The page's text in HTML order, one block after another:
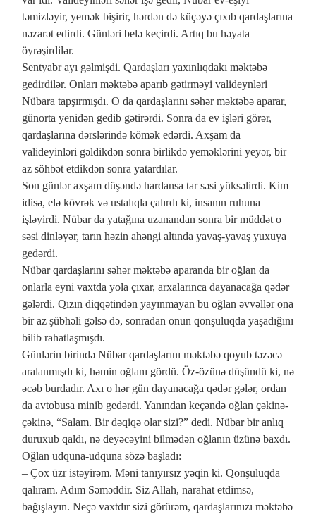
təmizləyir, yemək bişirir, hərdən də küçəyə çıxıb qardaşlarına
nəzarət edirdi. Günləri belə keçirdi. Artıq bu həyata
öyrəşirdilər.
Sentyabr ayı gəlmişdi. Qardaşları yaxınlıqdakı məktəbə
gedirdilər. Onları məktəbə aparıb gətirməyi valideynləri
Nübara tapşırmışdı. O da qardaşlarını səhər məktəbə aparar,
günorta yenidən gedib gətirərdi. Sonra da ev işləri görər,
qardaşlarına dərslərində kömək edərdi. Axşam da
valideyinləri gəldikdən sonra birlikdə yeməklərini yeyər, bir
az söhbət etdikdən sonra yatardılar.
Son günlər axşam düşəndə hardansa tar səsi yüksəlirdi. Kim
idisə, elə kövrək və ustalıqla çalırdı ki, insanın ruhuna
işləyirdi. Nübar da yatağına uzanandan sonra bir müddət o
səsi dinləyər, tarın həzin ahəngi altında yavaş-yavaş yuxuya
gedərdi.
Nübar qardaşlarını səhər məktəbə aparanda bir oğlan da
onlarla eyni vaxtda yola çıxar, arxalarınca dayanacağa qədər
gələrdi. Qızın diqqətindən yayınmayan bu oğlan əvvəllər ona
bir az şübhəli gəlsə də, sonradan onun qonşuluqda yaşadığını
bilib rahatlaşmışdı.
Günlərin birində Nübar qardaşlarını məktəbə qoyub təzəcə
aralanmışdı ki, həmin oğlanı gördü. Öz-özünə düşündü ki, nə
əcəb burdadır. Axı o hər gün dayanacağa qədər gələr, ordan
da avtobusa minib gedərdi. Yanından keçəndə oğlan çəkinə-
çəkinə, “Salam. Bir dəqiqə olar sizi?” dedi. Nübar bir anlıq
duruxub qaldı, nə deyəcəyini bilmədən oğlanın üzünə baxdı.
Oğlan udquna-udquna sözə başladı:
– Çox üzr istəyirəm. Məni tanıyırsız yəqin ki. Qonşuluqda
qalıram. Adım Səməddir. Siz Allah, narahat etdimsə,
bağışlayın. Neçə vaxtdır sizi görürəm, qardaşlarınızı məktəbə